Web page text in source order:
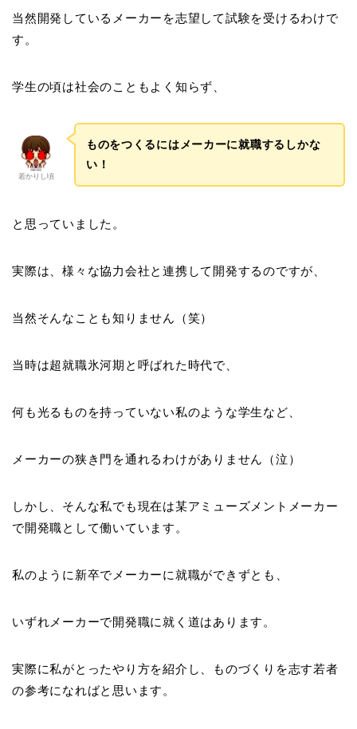
当然開発しているメーカーを志望して試験を受けるわけで
す。
学生の頃は社会のこともよく知らず、
若かりし頃
ものをつくるにはメーカーに就職するしかな
い！
と思っていました。
実際は、様々な協力会社と連携して開発するのですが、
当然そんなことも知りません（笑）
当時は超就職氷河期と呼ばれた時代で、
何も光るものを持っていない私のような学生など、
メーカーの狭き門を通れるわけがありません（泣）
しかし、そんな私でも現在は某アミューズメントメーカー
で開発職として働いています。
私のように新卒でメーカーに就職ができずとも、
いずれメーカーで開発職に就く道はあります。
実際に私がとったやり方を紹介し、ものづくりを志す若者
の参考になればと思います。